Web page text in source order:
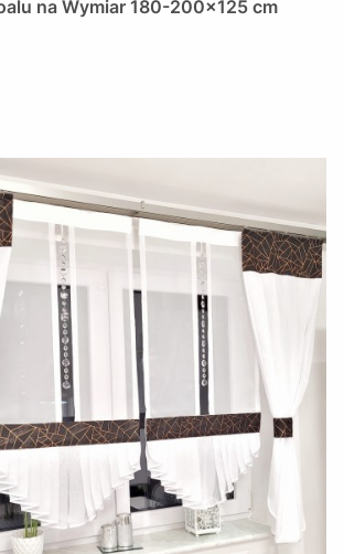
na Wymiar 180-200x125 cm